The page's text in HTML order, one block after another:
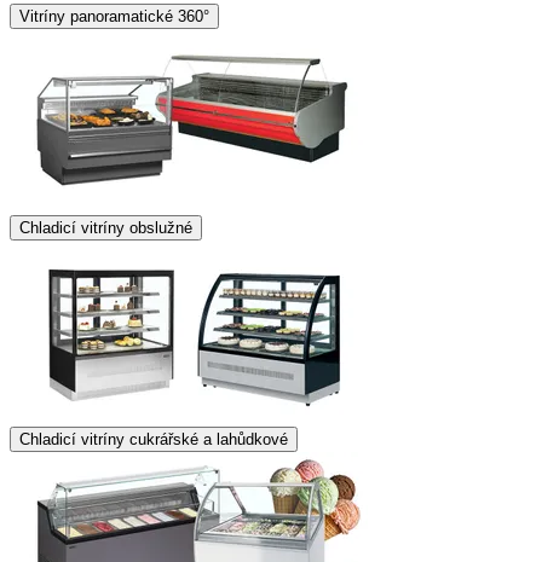
Vitríny panoramatické 360°
Chladicí vitríny obslužné
Chladicí vitríny cukrářské a lahůdkové